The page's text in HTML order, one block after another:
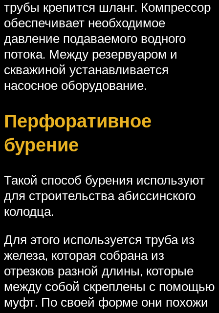
трубы крепится шланг. Компрессор
обеспечивает необходимое
давление подаваемого водного
потока. Между резервуаром и
скважиной устанавливается
насосное оборудование.
Перфоративное
бурение
Такой способ бурения используют
для строительства абиссинского
колодца.
Для этого используется труба из
железа, которая собрана из
отрезков разной длины, которые
между собой скреплены с помощью
муфт. По своей форме они похожи